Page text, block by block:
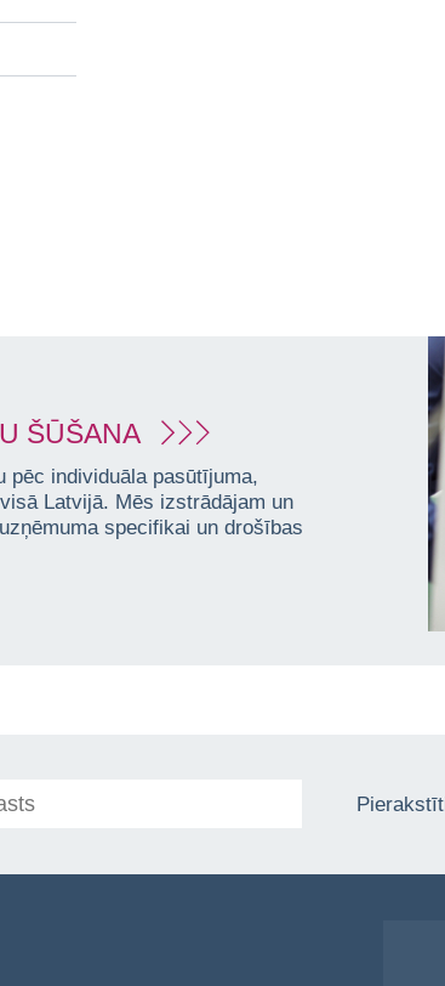
ŠŪŠANA
pēc individuāla pasūtījuma,
Latvijā. Mēs izstrādājam un
specifikai un drošības